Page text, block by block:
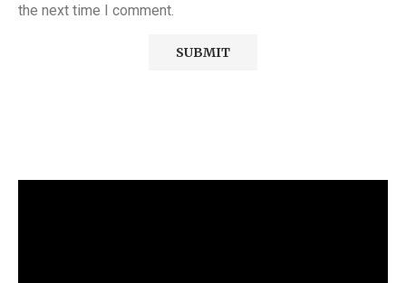
the next time I comment.